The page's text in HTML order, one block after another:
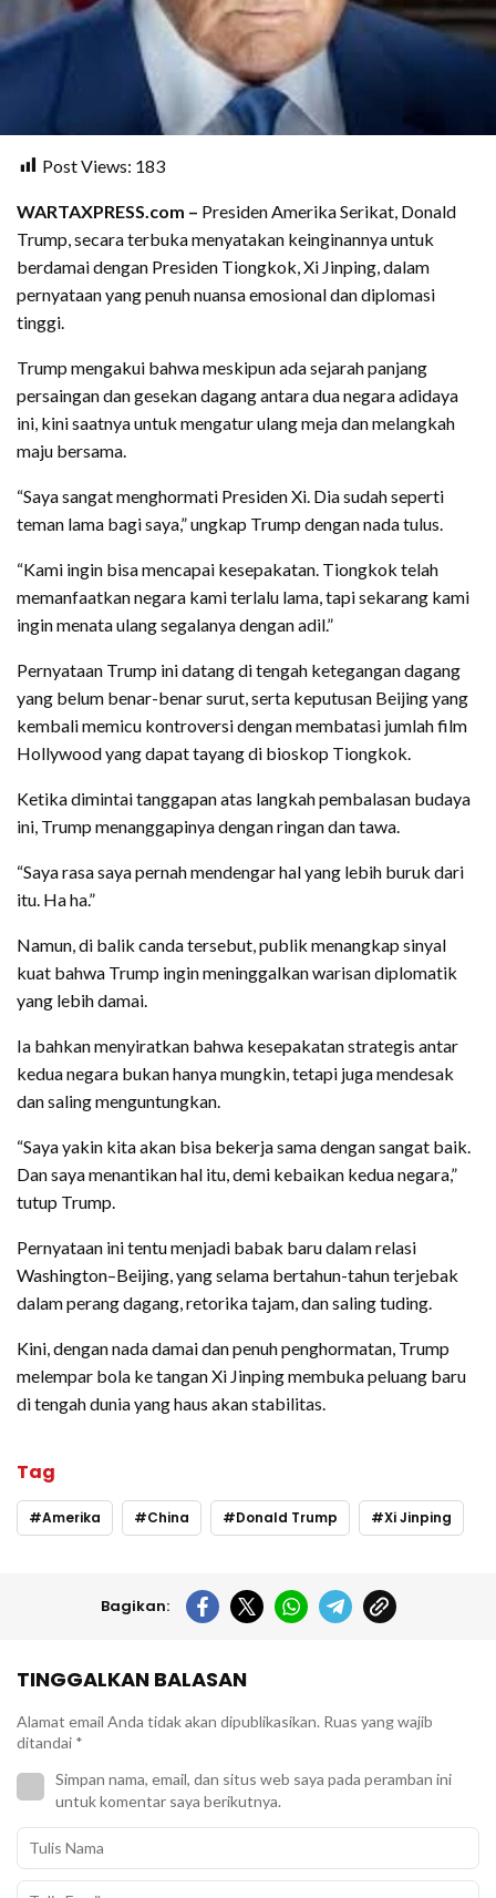
Post Views: 183
WARTAXPRESS.com – Presiden Amerika Serikat, Donald
Trump, secara terbuka menyatakan keinginannya untuk
berdamai dengan Presiden Tiongkok, Xi Jinping, dalam
pernyataan yang penuh nuansa emosional dan diplomasi
tinggi.
Trump mengakui bahwa meskipun ada sejarah panjang
persaingan dan gesekan dagang antara dua negara adidaya
ini, kini saatnya untuk mengatur ulang meja dan melangkah
maju bersama.
“Saya sangat menghormati Presiden Xi. Dia sudah seperti
teman lama bagi saya,” ungkap Trump dengan nada tulus.
“Kami ingin bisa mencapai kesepakatan. Tiongkok telah
memanfaatkan negara kami terlalu lama, tapi sekarang kami
ingin menata ulang segalanya dengan adil.”
Pernyataan Trump ini datang di tengah ketegangan dagang
yang belum benar-benar surut, serta keputusan Beijing yang
kembali memicu kontroversi dengan membatasi jumlah film
Hollywood yang dapat tayang di bioskop Tiongkok.
Ketika dimintai tanggapan atas langkah pembalasan budaya
ini, Trump menanggapinya dengan ringan dan tawa.
“Saya rasa saya pernah mendengar hal yang lebih buruk dari
itu. Ha ha.”
Namun, di balik canda tersebut, publik menangkap sinyal
kuat bahwa Trump ingin meninggalkan warisan diplomatik
yang lebih damai.
Ia bahkan menyiratkan bahwa kesepakatan strategis antar
kedua negara bukan hanya mungkin, tetapi juga mendesak
dan saling menguntungkan.
“Saya yakin kita akan bisa bekerja sama dengan sangat baik.
Dan saya menantikan hal itu, demi kebaikan kedua negara,”
tutup Trump.
Pernyataan ini tentu menjadi babak baru dalam relasi
Washington–Beijing, yang selama bertahun-tahun terjebak
dalam perang dagang, retorika tajam, dan saling tuding.
Kini, dengan nada damai dan penuh penghormatan, Trump
melempar bola ke tangan Xi Jinping membuka peluang baru
di tengah dunia yang haus akan stabilitas.
Tag
Amerika China Donald Trump Xi Jinping
Bagikan:
TINGGALKAN BALASAN
Alamat email Anda tidak akan dipublikasikan. Ruas yang wajib
ditandai *
Simpan nama, email, dan situs web saya pada peramban ini
untuk komentar saya berikutnya.